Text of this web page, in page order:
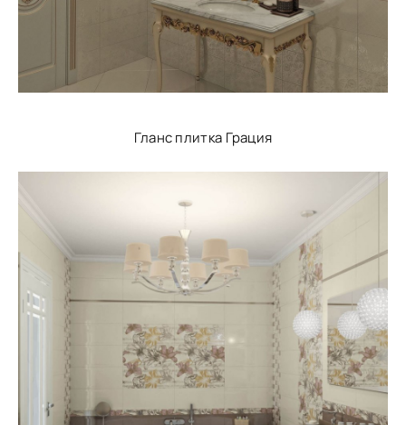
Гланс плитка Грация